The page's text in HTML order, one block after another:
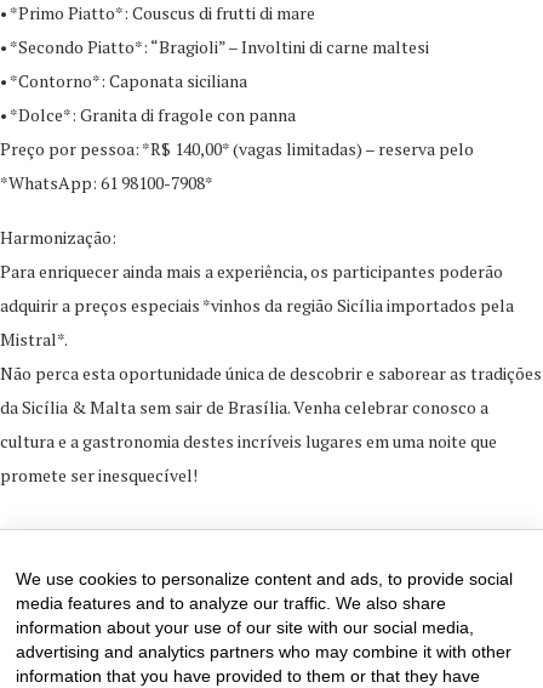
• *Primo Piatto*: Couscus di frutti di mare
• *Secondo Piatto*: “Bragioli” – Involtini di carne maltesi
• *Contorno*: Caponata siciliana
• *Dolce*: Granita di fragole con panna
Preço por pessoa: *R$ 140,00* (vagas limitadas) – reserva pelo
*WhatsApp: 61 98100-7908*
Harmonização:
Para enriquecer ainda mais a experiência, os participantes poderão
adquirir a preços especiais *vinhos da região Sicília importados pela
Mistral*.
Não perca esta oportunidade única de descobrir e saborear as tradições
da Sicília & Malta sem sair de Brasília. Venha celebrar conosco a
cultura e a gastronomia destes incríveis lugares em uma noite que
promete ser inesquecível!
We use cookies to personalize content and ads, to provide social
media features and to analyze our traffic. We also share
information about your use of our site with our social media,
advertising and analytics partners who may combine it with other
information that you have provided to them or that they have